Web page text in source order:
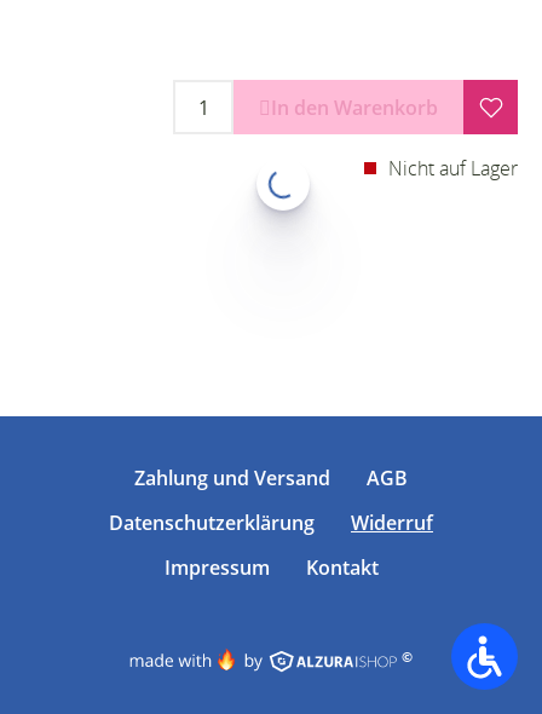
In den Warenkorb
Nicht auf Lager
Zahlung und Versand
AGB
Datenschutzerklärung
Widerruf
Impressum
Kontakt
©